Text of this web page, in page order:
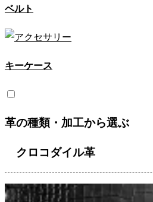
ベルト
キーケース
革の種類・加工から選ぶ
クロコダイル革